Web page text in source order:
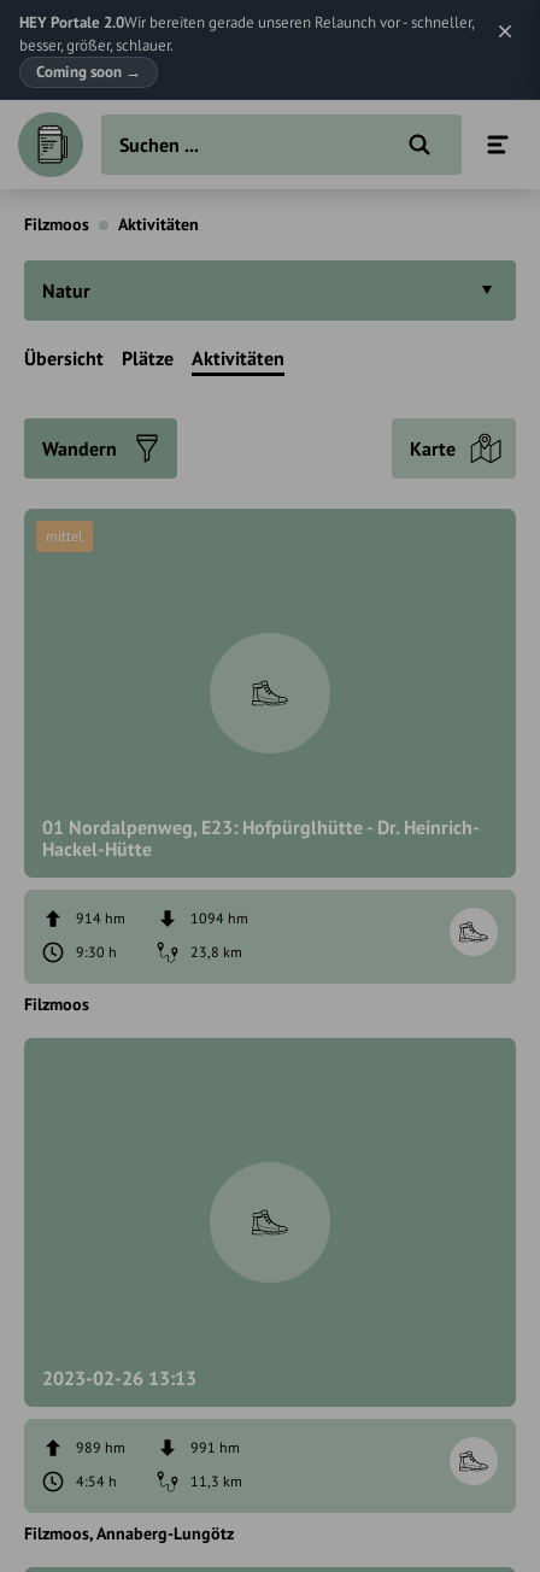
HEY Portale 2.0Wir bereiten gerade unseren Relaunch vor - schneller,
besser, größer, schlauer.
Coming soon →
Filzmoos Aktivitäten
Natur
Übersicht Plätze Aktivitäten
Wandern Karte
01 Nordalpenweg, E23: Hofpürglhütte - Dr. Heinrich-
Hackel-Hütte
mittel
914 hm
1094 hm
9:30 h
23,8 km
Filzmoos
2023-02-26 13:13
989 hm
991 hm
4:54 h
11,3 km
Filzmoos Annaberg-Lungötz